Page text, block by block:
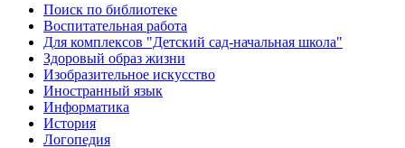
Поиск по библиотеке
Воспитательная работа
Для комплексов "Детский сад-начальная школа"
Здоровый образ жизни
Изобразительное искусство
Иностранный язык
Информатика
История
Логопедия